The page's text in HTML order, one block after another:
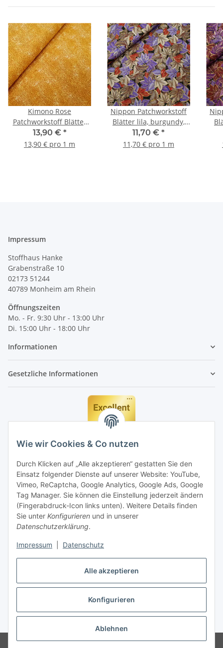
Alle akzeptieren
Konfigurieren
Ablehnen
Wie wir Cookies & Co nutzen
Durch Klicken auf „Alle akzeptieren“ gestatten Sie den
Einsatz folgender Dienste auf unserer Website: YouTube,
Vimeo, ReCaptcha, Google Analytics, Google Ads, Google
Tag Manager. Sie können die Einstellung jederzeit ändern
(Fingerabdruck-Icon links unten). Weitere Details finden
Sie unter Konfigurieren und in unserer
Datenschutzerklärung.
Impressum Datenschutz
Kimono Rose
Patchworkstoff Blätter
ocker, gold
13,90 € *
13,90 € pro 1 m
Nippon Patchworkstoff
Blätter lila, burgundy,
beige, gold
11,70 € *
11,70 € pro 1 m
Impressum
Stoffhaus Hanke
Grabenstraße 10
02173 51244
40789 Monheim am Rhein
Öffnungszeiten
Mo. - Fr. 9:30 Uhr - 13:00 Uhr
Di. 15:00 Uhr - 18:00 Uhr
Informationen
Gesetzliche Informationen
* Alle Preise inkl. gesetzlicher MwSt., zzgl.